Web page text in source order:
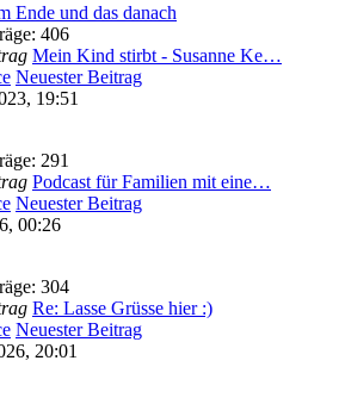
Ende und das danach
: 406
Mein Kind stirbt - Susanne Ke…
Neuester Beitrag
19:51
: 291
Podcast für Familien mit eine…
Neuester Beitrag
00:26
: 304
Re: Lasse Grüsse hier :)
Neuester Beitrag
20:01